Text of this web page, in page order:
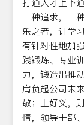
打通人才上下
一种追求，一
乐之者，让学
有针对性地加
践锻炼、专业
力，锻造出推
肩负起公司未
敬；上好义，
情，领导干部